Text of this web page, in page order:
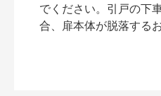
でください。引戸の下
合、扉本体が脱落する